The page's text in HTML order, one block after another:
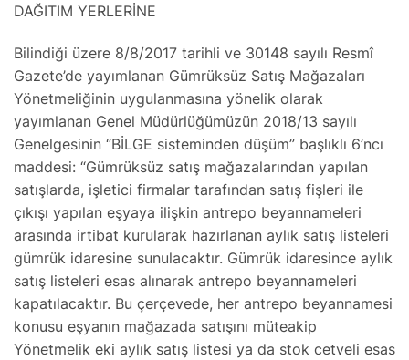
DAĞITIM YERLERİNE
Bilindiği üzere 8/8/2017 tarihli ve 30148 sayılı Resmî
Gazete’de yayımlanan Gümrüksüz Satış Mağazaları
Yönetmeliğinin uygulanmasına yönelik olarak
yayımlanan Genel Müdürlüğümüzün 2018/13 sayılı
Genelgesinin “BİLGE sisteminden düşüm” başlıklı 6’ncı
maddesi: “Gümrüksüz satış mağazalarından yapılan
satışlarda, işletici firmalar tarafından satış fişleri ile
çıkışı yapılan eşyaya ilişkin antrepo beyannameleri
arasında irtibat kurularak hazırlanan aylık satış listeleri
gümrük idaresine sunulacaktır. Gümrük idaresince aylık
satış listeleri esas alınarak antrepo beyannameleri
kapatılacaktır. Bu çerçevede, her antrepo beyannamesi
konusu eşyanın mağazada satışını müteakip
Yönetmelik eki aylık satış listesi ya da stok cetveli esas